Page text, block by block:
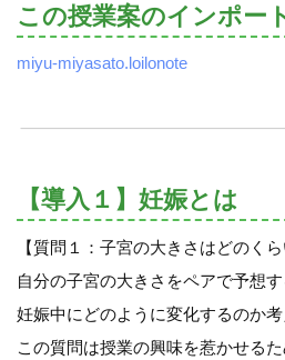
この授業案のインポー
miyu-miyasato.loilonote
【導入１】妊娠とは
【質問１：子宮の大きさはどのくら
自分の子宮の大きさをペアで予想す
妊娠中にどのように変化するのか考
この質問は授業の興味を惹かせるた